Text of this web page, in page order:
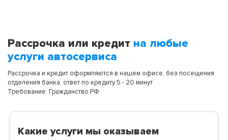
Рассрочка или кредит на любые
услуги автосервиса
Рассрочка и кредит оформляются в нашем офисе, без посещения
отделения банка, ответ по кредиту 5 - 20 минут
Требование: Гражданство РФ
Какие услуги мы оказываем